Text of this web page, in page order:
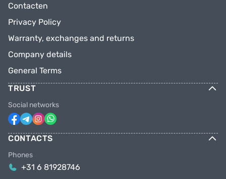
Contacten
Privacy Policy
Warranty, exchanges and returns
Company details
General Terms
TRUST
Social networks
CONTACTS
Phones
+31 6 81928746